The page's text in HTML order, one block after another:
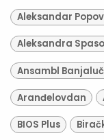
Aleksandar
Aleksandra
Ansambl
Aranđelovdan
BIOS Plus